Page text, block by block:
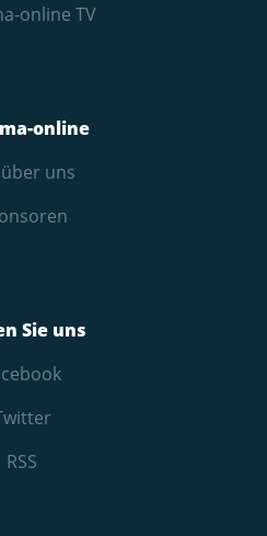
online TV
online
uns
Sie uns
RSS